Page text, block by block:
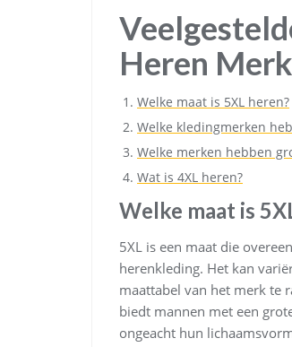
Heren
Welke maat is 5XL heren?
Welke kledingmerken
Welke merken hebben
Wat is 4XL heren?
Welke maat is
5XL is een maat die
herenkleding. Het kan
maattabel van het merk te
biedt mannen met een
ongeacht hun